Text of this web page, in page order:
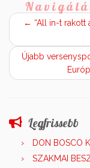
← “All in-t rakott
Újabb
Legfrissebb
DON BOSCO
SZAKMAI